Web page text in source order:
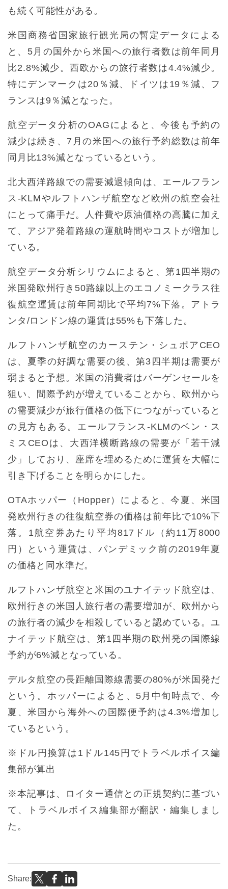
も続く可能性がある。
米国商務省国家旅行観光局の暫定データによる
と、5月の国外から米国への旅行者数は前年同月
比2.8%減少。西欧からの旅行者数は4.4%減少。
特にデンマークは20％減、ドイツは19％減、フ
ランスは9％減となった。
航空データ分析のOAGによると、今後も予約の
減少は続き、7月の米国への旅行予約総数は前年
同月比13%減となっているという。
北大西洋路線での需要減退傾向は、エールフラン
ス-KLMやルフトハンザ航空など欧州の航空会社
にとって痛手だ。人件費や原油価格の高騰に加え
て、アジア発着路線の運航時間やコストが増加し
ている。
航空データ分析シリウムによると、第1四半期の
米国発欧州行き50路線以上のエコノミークラス往
復航空運賃は前年同期比で平均7%下落。アトラ
ンタ/ロンドン線の運賃は55%も下落した。
ルフトハンザ航空のカーステン・シュポアCEO
は、夏季の好調な需要の後、第3四半期は需要が
弱まると予想。米国の消費者はバーゲンセールを
狙い、間際予約が増えていることから、欧州から
の需要減少が旅行価格の低下につながっていると
の見方もある。エールフランス-KLMのベン・ス
ミスCEOは、大西洋横断路線の需要が「若干減
少」しており、座席を埋めるために運賃を大幅に
引き下げることを明らかにした。
OTAホッパー（Hopper）によると、今夏、米国
発欧州行きの往復航空券の価格は前年比で10%下
落。1航空券あたり平均817ドル（約11万8000
円）という運賃は、パンデミック前の2019年夏
の価格と同水準だ。
ルフトハンザ航空と米国のユナイテッド航空は、
欧州行きの米国人旅行者の需要増加が、欧州から
の旅行者の減少を相殺していると認めている。ユ
ナイテッド航空は、第1四半期の欧州発の国際線
予約が6%減となっている。
デルタ航空の長距離国際線需要の80%が米国発だ
という。ホッパーによると、5月中旬時点で、今
夏、米国から海外への国際便予約は4.3%増加し
ているという。
※ドル円換算は1ドル145円でトラベルボイス編
集部が算出
※本記事は、ロイター通信との正規契約に基づい
て、トラベルボイス編集部が翻訳・編集しまし
た。
Share: